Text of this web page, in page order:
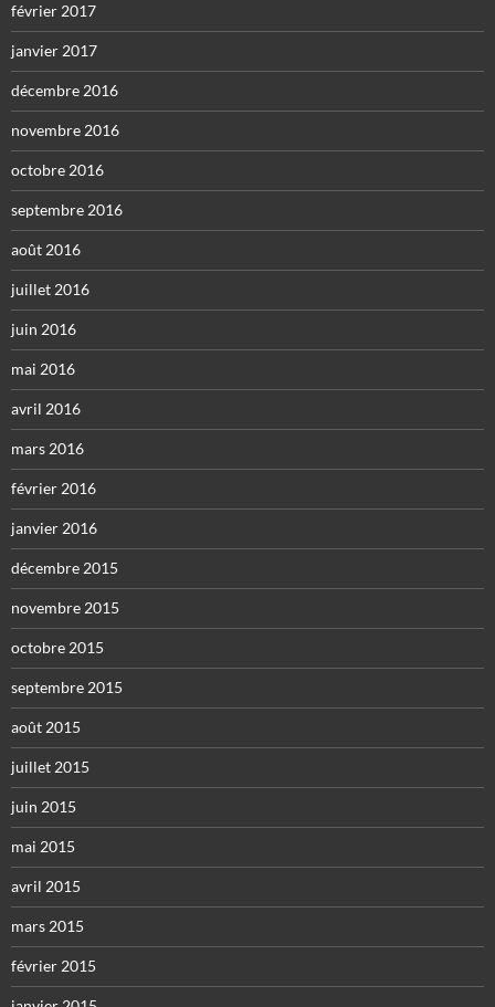
février 2017
janvier 2017
décembre 2016
novembre 2016
octobre 2016
septembre 2016
août 2016
juillet 2016
juin 2016
mai 2016
avril 2016
mars 2016
février 2016
janvier 2016
décembre 2015
novembre 2015
octobre 2015
septembre 2015
août 2015
juillet 2015
juin 2015
mai 2015
avril 2015
mars 2015
février 2015